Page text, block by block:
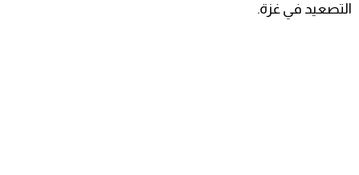
التصعيد في غزة.